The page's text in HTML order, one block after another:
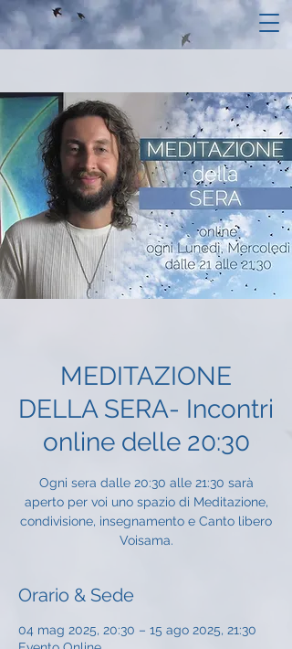
MEDITAZIONE
DELLA SERA- Incontri
online delle 20:30
Ogni sera dalle 20:30 alle 21:30 sarà
aperto per voi uno spazio di Meditazione,
condivisione, insegnamento e Canto libero
Voisama.
Orario & Sede
04 mag 2025, 20:30 – 15 ago 2025, 21:30